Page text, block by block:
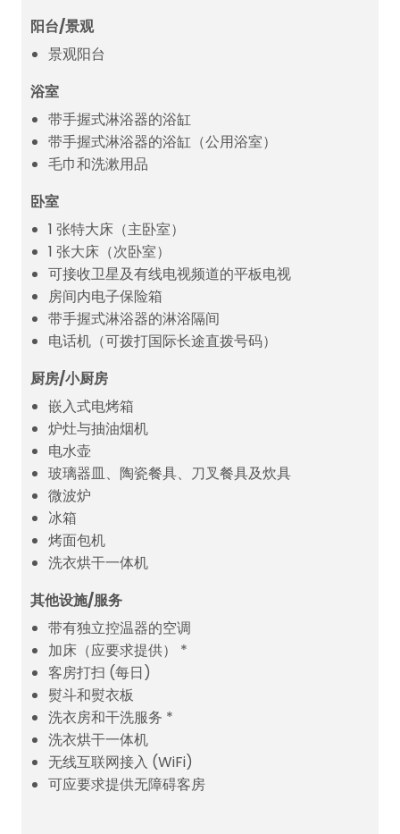
阳台/景观
景观阳台
浴室
带手握式淋浴器的浴缸
带手握式淋浴器的浴缸（公用浴室）
毛巾和洗漱用品
卧室
1 张特大床（主卧室）
1 张大床（次卧室）
可接收卫星及有线电视频道的平板电视
房间内电子保险箱
带手握式淋浴器的淋浴隔间
电话机（可拨打国际长途直拨号码）
厨房/小厨房
嵌入式电烤箱
炉灶与抽油烟机
电水壶
玻璃器皿、陶瓷餐具、刀叉餐具及炊具
微波炉
冰箱
烤面包机
洗衣烘干一体机
其他设施/服务
带有独立控温器的空调
加床（应要求提供） *
客房打扫 (每日)
熨斗和熨衣板
洗衣房和干洗服务 *
洗衣烘干一体机
无线互联网接入 (WiFi)
可应要求提供无障碍客房